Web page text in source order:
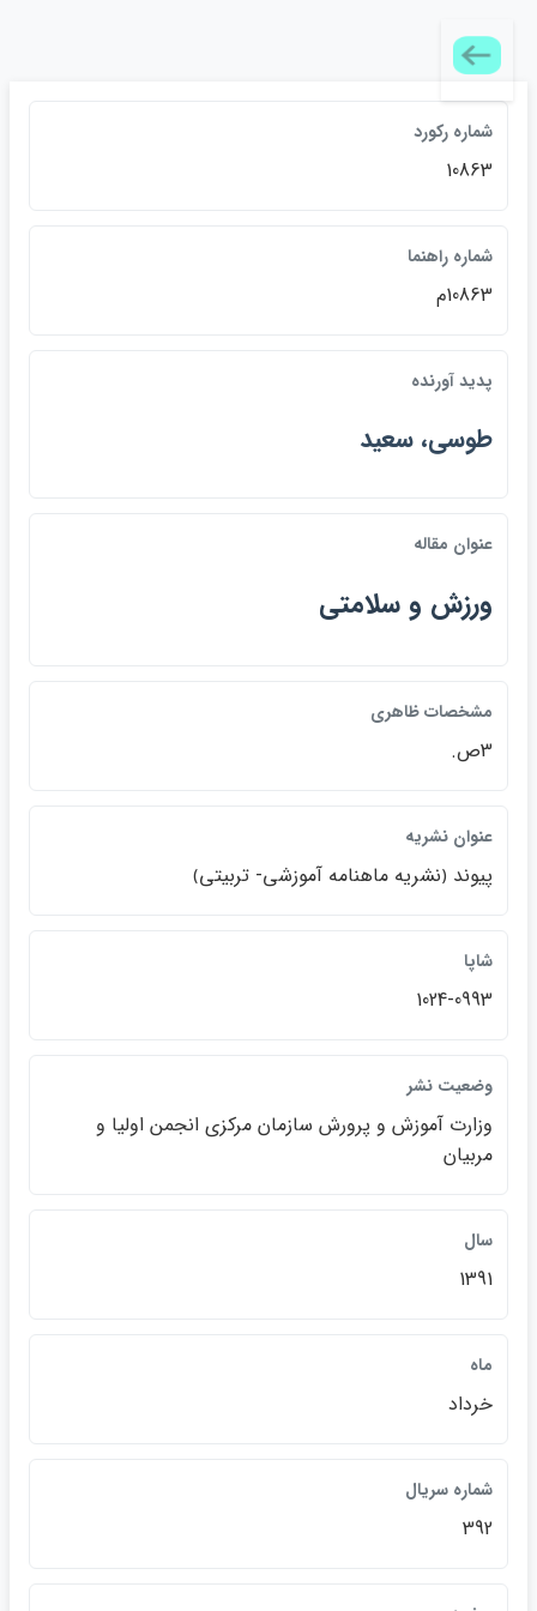
شماره رکورد
10863
شماره راهنما
10863م
پديد آورنده
طوسي، سعيد
عنوان مقاله
ورزش و سلامتي
مشخصات ظاهري
3ص.
عنوان نشريه
پيوند ﴿نشريه ماهنامه آموزشي- تربيتي﴾
شاپا
1024-0993
وضعيت نشر
وزارت آموزش و پرورش سازمان مركزي انجمن اوليا و
مربيان
سال
1391
ماه
خرداد
شماره سريال
392